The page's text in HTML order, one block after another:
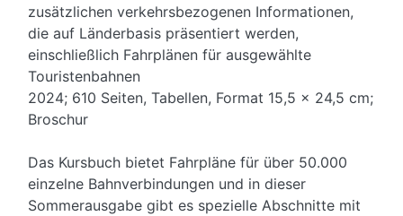
zusätzlichen verkehrsbezogenen Informationen,
die auf Länderbasis präsentiert werden,
einschließlich Fahrplänen für ausgewählte
Touristenbahnen
2024; 610 Seiten, Tabellen, Format 15,5 x 24,5 cm;
Broschur
Das Kursbuch bietet Fahrpläne für über 50.000
einzelne Bahnverbindungen und in dieser
Sommerausgabe gibt es spezielle Abschnitte mit